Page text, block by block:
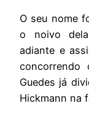
O seu nome
o noivo
adiante e
concorrendo
Guedes já
Hickmann na